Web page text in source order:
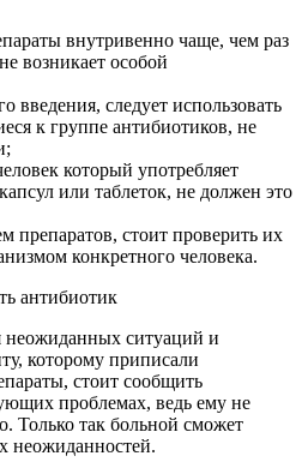
внутривенно чаще, чем раз
возникает особой
введения, следует использовать
к группе антибиотиков, не
который употребляет
или таблеток, не должен это
препаратов, стоит проверить их
конкретного человека.
неожиданных ситуаций и
которому приписали
стоит сообщить
проблемах, ведь ему не
Только так больной сможет
неожиданностей.